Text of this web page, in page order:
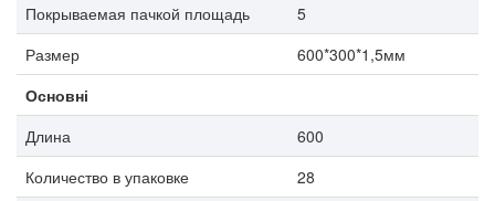
Покрываемая пачкой площадь
5
Размер
600*300*1,5мм
Основні
Длина
600
Количество в упаковке
28